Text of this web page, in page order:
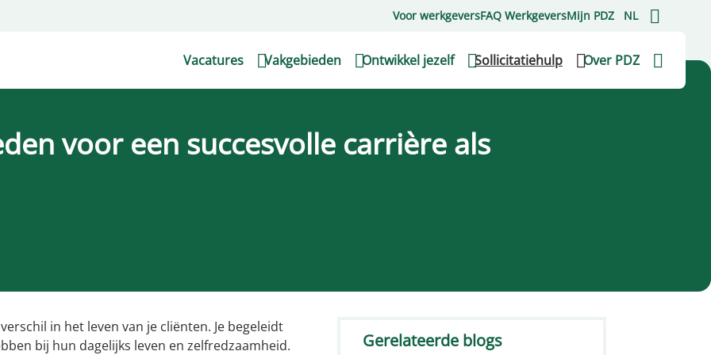
Voor werkgeversFAQ WerkgeversMijn PDZ NL
Vacatures Vakgebieden Ontwikkel jezelf Sollicitatiehulp Over PDZ
voor een succesvolle carrière als
in het leven van je cliënten. Je begeleidt
bij hun dagelijks leven en zelfredzaamheid.
Gerelateerde blogs